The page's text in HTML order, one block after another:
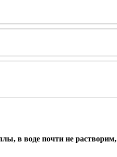
в воде почти не растворим,